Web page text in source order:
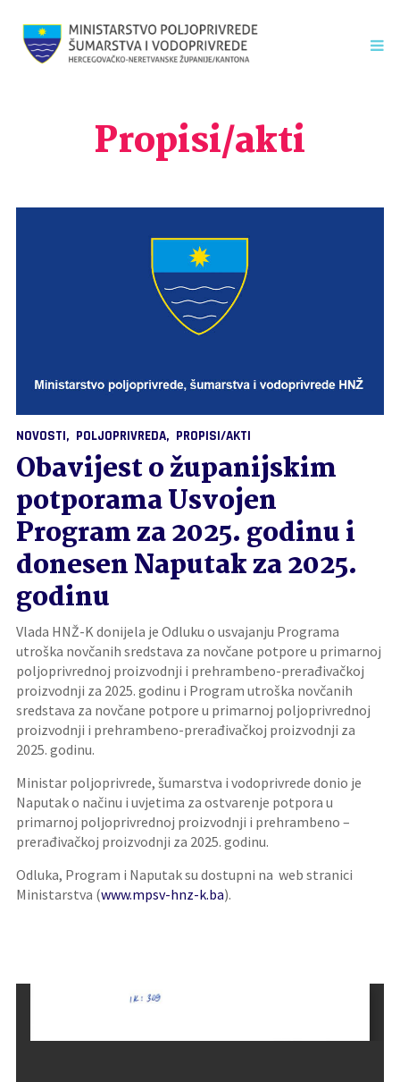
Propisi/akti
NOVOSTI POLJOPRIVREDA PROPISI/AKTI
Obavijest o županijskim
potporama Usvojen
Program za 2025. godinu i
donesen Naputak za 2025.
godinu
Vlada HNŽ-K donijela je Odluku o usvajanju Programa
utroška novčanih sredstava za novčane potpore u primarnoj
poljoprivrednoj proizvodnji i prehrambeno-prerađivačkoj
proizvodnji za 2025. godinu i Program utroška novčanih
sredstava za novčane potpore u primarnoj poljoprivrednoj
proizvodnji i prehrambeno-prerađivačkoj proizvodnji za
2025. godinu.
Ministar poljoprivrede, šumarstva i vodoprivrede donio je
Naputak o načinu i uvjetima za ostvarenje potpora u
primarnoj poljoprivrednoj proizvodnji i prehrambeno –
prerađivačkoj proizvodnji za 2025. godinu.
Odluka, Program i Naputak su dostupni na web stranici
Ministarstva (www.mpsv-hnz-k.ba).